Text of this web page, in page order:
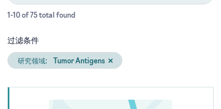
1-10 of 75 total found
过滤条件
研究领域: Tumor Antigens ✕